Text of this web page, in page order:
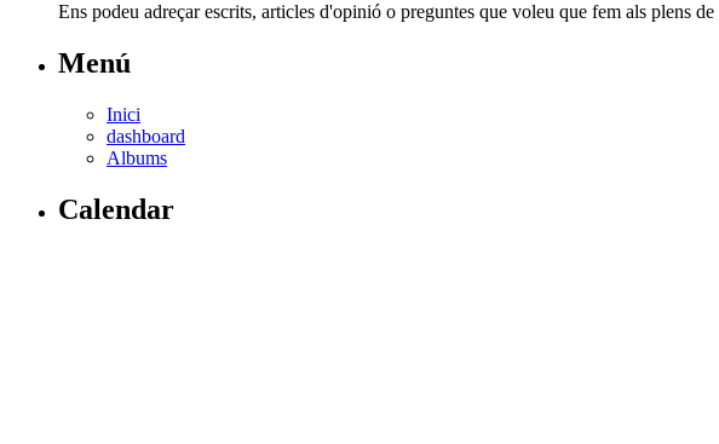
Ens podeu adreçar escrits, articles d'opinió o preguntes que voleu que fem als plens
Menú
Inici
dashboard
Albums
Calendar